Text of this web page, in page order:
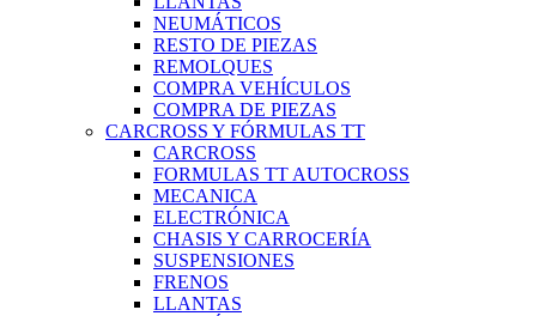
NEUMÁTICOS
RESTO DE PIEZAS
REMOLQUES
COMPRA VEHÍCULOS
COMPRA DE PIEZAS
CARCROSS Y FÓRMULAS TT
CARCROSS
FORMULAS TT AUTOCROSS
MECANICA
ELECTRÓNICA
CHASIS Y CARROCERÍA
SUSPENSIONES
FRENOS
LLANTAS